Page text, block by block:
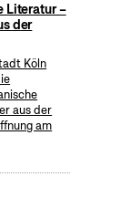
Literatur –
der
Köln
aus der
am